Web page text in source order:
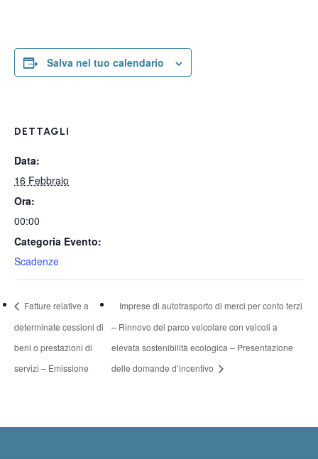
Salva nel tuo calendario
DETTAGLI
Data:
16 Febbraio
Ora:
00:00
Categoria Evento:
Scadenze
Fatture relative a
determinate cessioni di
beni o prestazioni di
servizi – Emissione
Imprese di autotrasporto di merci per conto terzi
– Rinnovo del parco veicolare con veicoli a
elevata sostenibilità ecologica – Presentazione
delle domande d’incentivo